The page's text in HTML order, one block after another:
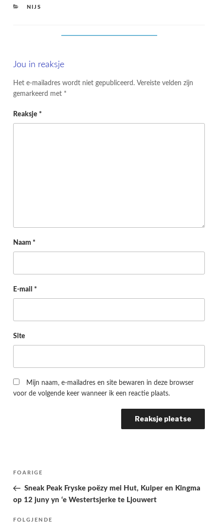
CATEGORIES
NIJS
Jou in reaksje
Het e-mailadres wordt niet gepubliceerd. Vereiste velden zijn
gemarkeerd met *
Reaksje *
Naam *
E-mail *
Site
Mijn naam, e-mailadres en site bewaren in deze browser
voor de volgende keer wanneer ik een reactie plaats.
Berichtnavigatie
Folgjende
pagina
FOARIGE
Sneak Peak Fryske poëzy mei Hut, Kuiper en Kingma
op 12 juny yn ‘e Westertsjerke te Ljouwert
Folgjend
FOLGJENDE